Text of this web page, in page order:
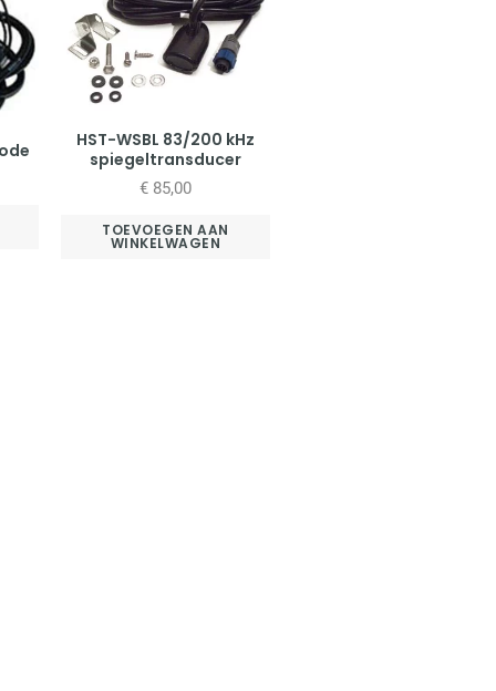
HST-WSBL 83/200 kHz
spiegeltransducer
€ 85,00
TOEVOEGEN AAN
WINKELWAGEN